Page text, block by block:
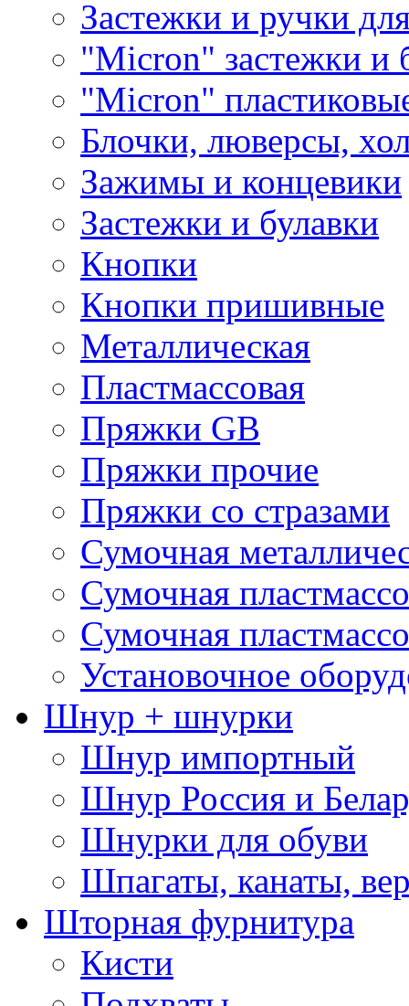
Застежки и ручки
"Micron" застежки и
"Micron"
Блочки, люверсы,
Зажимы и концевики
Застежки и булавки
Кнопки
Кнопки пришивные
Металлическая
Пластмассовая
Пряжки GB
Пряжки прочие
Пряжки со стразами
Сумочная
Сумочная
Сумочная
Установочное
Шнур + шнурки
Шнур импортный
Шнур Россия и
Шнурки для обуви
Шпагаты, канаты,
Шторная фурнитура
Кисти